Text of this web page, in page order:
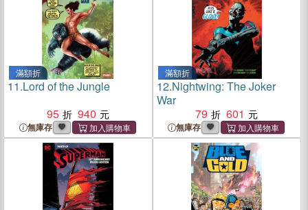
滿額折
11.Lord of the Jungle
95
940
無庫存
滿額折
12.Nightwing: The Joker
War
79
601
無庫存